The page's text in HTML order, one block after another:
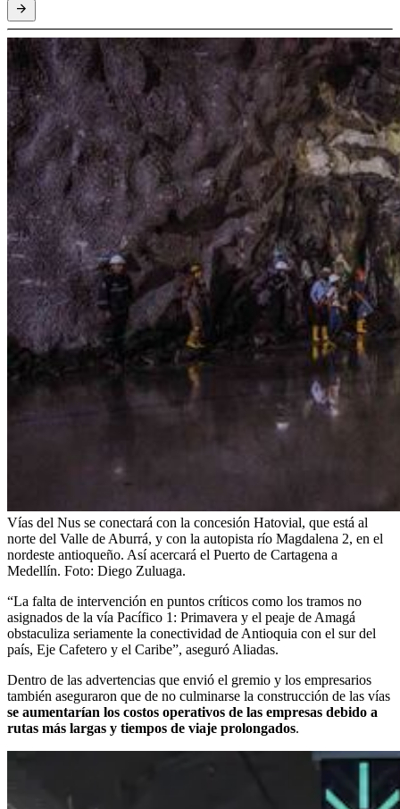
Vías del Nus se conectará con la concesión Hatovial, que está al
norte del Valle de Aburrá, y con la autopista río Magdalena 2, en el
nordeste antioqueño. Así acercará el Puerto de Cartagena a
Medellín. Foto: Diego Zuluaga.
“La falta de intervención en puntos críticos como los tramos no
asignados de la vía Pacífico 1: Primavera y el peaje de Amagá
obstaculiza seriamente la conectividad de Antioquia con el sur del
país, Eje Cafetero y el Caribe”, aseguró Aliadas.
Dentro de las advertencias que envió el gremio y los empresarios
también aseguraron que de no culminarse la construcción de las vías
se aumentarían los costos operativos de las empresas debido a
rutas más largas y tiempos de viaje prolongados.